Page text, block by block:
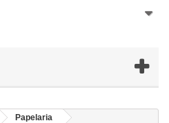
Papelaria